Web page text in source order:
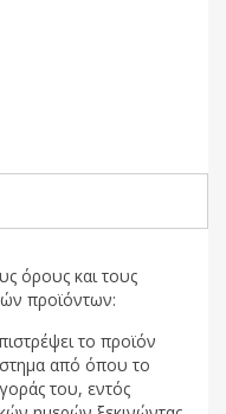
όρους και τους
προϊόντων:
το προϊόν
από όπου το
του, εντός